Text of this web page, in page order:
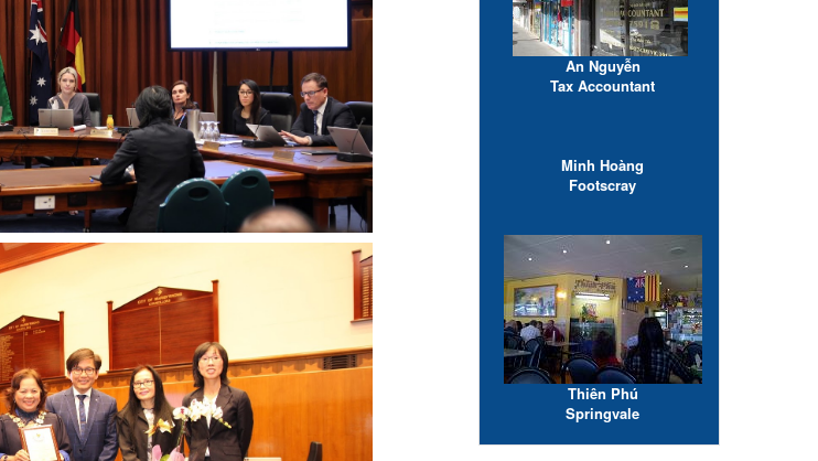
An Nguyễn
Tax Accountant
Minh Hoàng
Footscray
Thiên Phú
Springvale